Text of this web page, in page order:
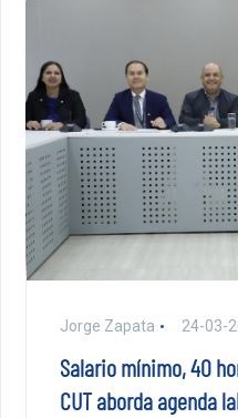
Jorge Zapata 24-03-
Salario mínimo, 40
CUT aborda agenda